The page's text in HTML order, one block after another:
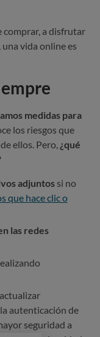
comprar, a disfrutar
vida online es
medidas para
los riesgos que
ellos. Pero, ¿qué
adjuntos si no
que hace clic o
las redes
autenticación de
seguridad a